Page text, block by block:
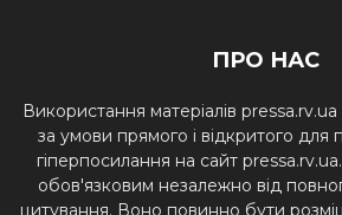
ПРО НАС
Використання матеріалів
за умови прямого і відкритого
гіперпосилання на сайт
обов'язковим незалежно від
цитування. Воно повинно бути